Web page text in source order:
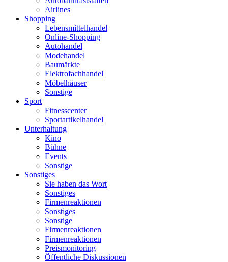
Airlines
Shopping
Lebensmittelhandel
Online-Shopping
Autohandel
Modehandel
Baumärkte
Elektrofachhandel
Möbelhäuser
Sonstige
Sport
Fitnesscenter
Sportartikelhandel
Unterhaltung
Kino
Bühne
Events
Sonstige
Sonstiges
Sie haben das Wort
Sonstiges
Firmenreaktionen
Sonstiges
Sonstige
Firmenreaktionen
Firmenreaktionen
Preismonitoring
Öffentliche Diskussionen